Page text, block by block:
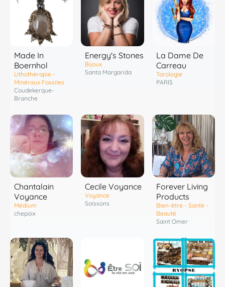
Made In
Boernhol
Lithothérapie -
Minéraux Fossiles
Coudekerque-
Branche
Energy's Stones
Bijoux
Santa Margarida
La Dame De
Carreau
Tarologie
PARIS
Chantalain
Voyance
Médium
chepoix
Cecile Voyance
Voyance
Soissons
Forever Living
Products
Bien-être - Santé -
Beauté
Saint Omer